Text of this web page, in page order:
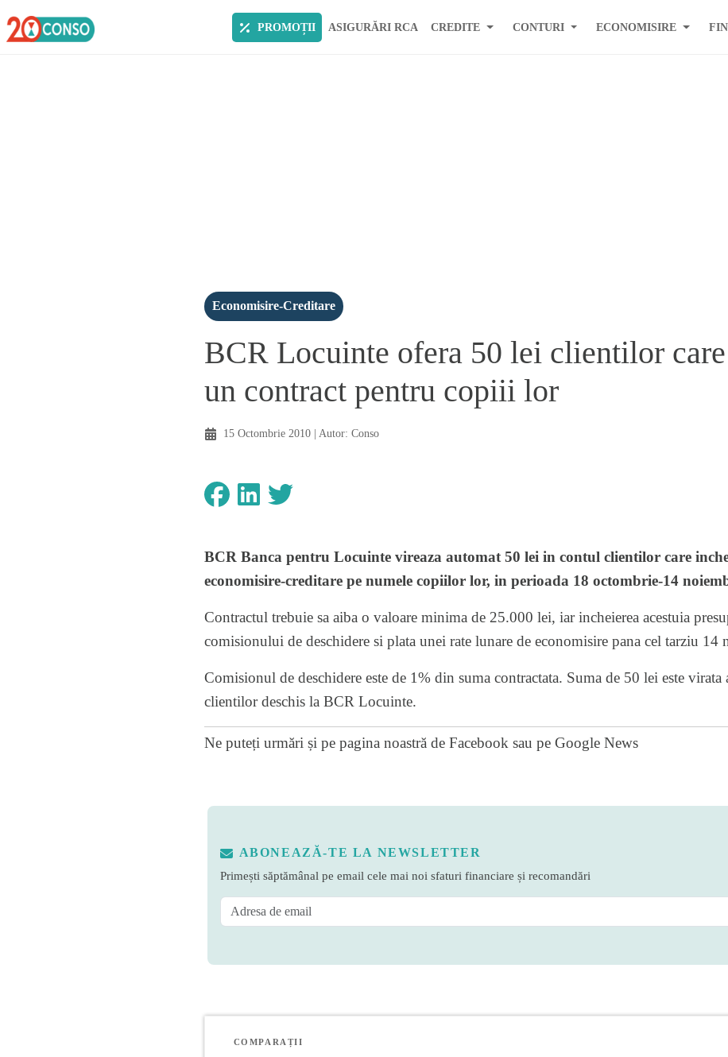
PROMOȚII ASIGURĂRI RCA CREDITE CONTURI ECONOMISIRE
Economisire-Creditare
BCR Locuinte ofera 50 lei clientilor
un contract pentru copiii lor
15 Octombrie 2010| Autor: Conso
BCR Banca pentru Locuintevireaza automat 50 lei in contul clientilor care
economisire-creditare pe numele copiilor lor, in perioada 18 octombrie-14
Contractul trebuie sa aiba o valoare minima de 25.000 lei, iar incheierea acestuia
comisionului de deschidere si plata unei rate lunare de economisire pana cel tarziu 14
Comisionul de deschidere este de 1% din suma contractata. Suma de 50 lei este
clientilor deschis la BCR Locuinte.
Ne puteți urmări și pe pagina noastră de Facebook sau pe Google News
ABONEAZĂ-TE LA NEWSLETTER
Primești săptămânal pe email cele mai noi sfaturi financiare și recomandări
COMPARAȚII